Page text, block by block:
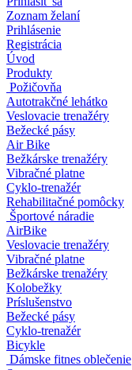
Zoznam želaní
Prihlásenie
Registrácia
Úvod
Produkty
Požičovňa
Autotrakčné lehátko
Veslovacie trenažéry
Bežecké pásy
Air Bike
Bežkárske trenažéry
Vibračné platne
Cyklo-trenažér
Rehabilitačné pomôcky
Športové náradie
AirBike
Veslovacie trenažéry
Vibračné platne
Bežkárske trenažéry
Kolobežky
Príslušenstvo
Bežecké pásy
Cyklo-trenažér
Bicykle
Dámske fitnes oblečenie